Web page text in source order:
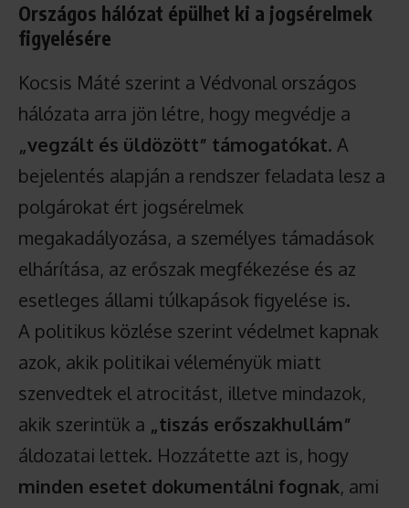
Országos hálózat épülhet ki a jogsérelmek
figyelésére
Kocsis Máté szerint a Védvonal országos
hálózata arra jön létre, hogy megvédje a
„vegzált és üldözött” támogatókat. A
bejelentés alapján a rendszer feladata lesz a
polgárokat ért jogsérelmek
megakadályozása, a személyes támadások
elhárítása, az erőszak megfékezése és az
esetleges állami túlkapások figyelése is.
A politikus közlése szerint védelmet kapnak
azok, akik politikai véleményük miatt
szenvedtek el atrocitást, illetve mindazok,
akik szerintük a „tiszás erőszakhullám”
áldozatai lettek. Hozzátette azt is, hogy
minden esetet dokumentálni fognak, ami